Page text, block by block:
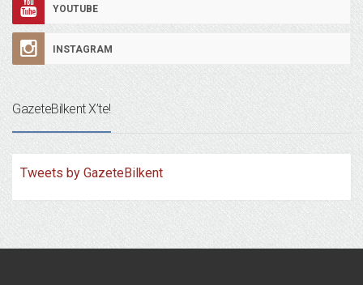
YOUTUBE
INSTAGRAM
GazeteBilkent X’te!
Tweets by GazeteBilkent